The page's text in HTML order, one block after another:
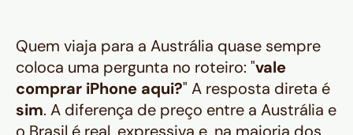
Quem viaja para a Austrália quase sempre
coloca uma pergunta no roteiro: "vale
comprar iPhone aqui?" A resposta direta é
sim. A diferença de preço entre a Austrália e